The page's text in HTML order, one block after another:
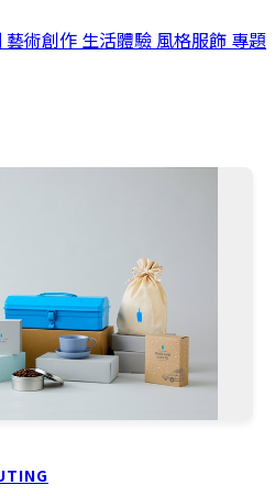
藝術創作 生活體驗 風格服飾 專題